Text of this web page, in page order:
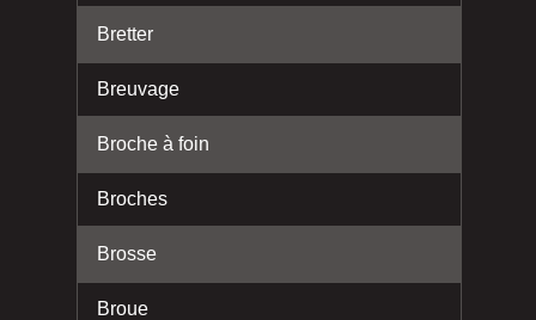
Bretter
Breuvage
Broche à foin
Broches
Brosse
Broue